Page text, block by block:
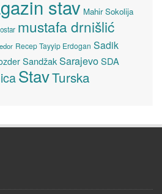
stav Mahir Sokolija
mustafa drnišlić
Recep Tayyip Erdogan Sadik
SandžakSarajevoSDA
StavTurska